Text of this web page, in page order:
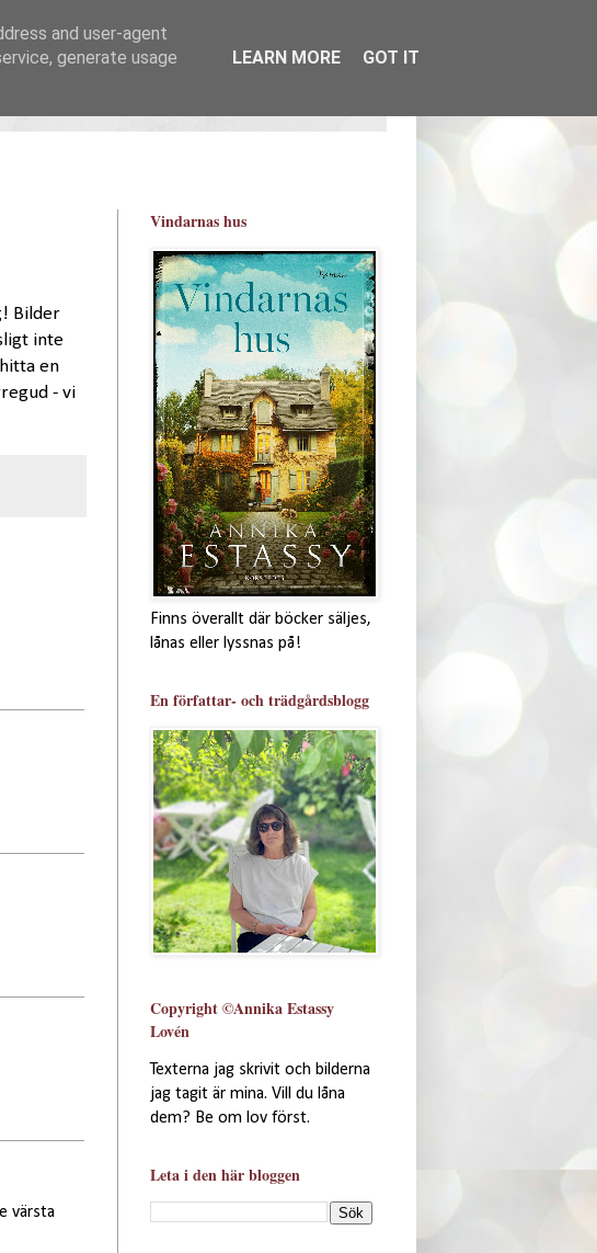
Bilder
inte
en
- vi
värsta
Vindarnas hus
Finns överallt där böcker säljes,
lånas eller lyssnas på!
En författar- och trädgårdsblogg
Copyright ©Annika Estassy
Lovén
Texterna jag skrivit och bilderna
jag tagit är mina. Vill du låna
dem? Be om lov först.
Leta i den här bloggen
and user-agent
generate usage
LEARN MORE GOT IT